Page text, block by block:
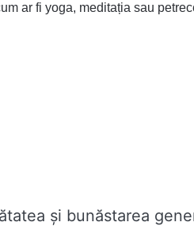
ar fi yoga, meditația sau
și bunăstarea